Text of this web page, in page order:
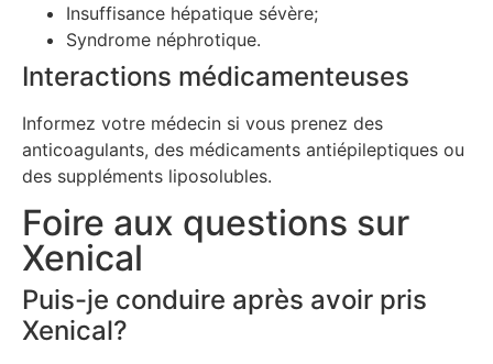
Insuffisance hépatique sévère;
Syndrome néphrotique.
Interactions médicamenteuses
Informez votre médecin si vous prenez des
anticoagulants, des médicaments antiépileptiques ou
des suppléments liposolubles.
Foire aux questions sur
Xenical
Puis-je conduire après avoir pris
Xenical?